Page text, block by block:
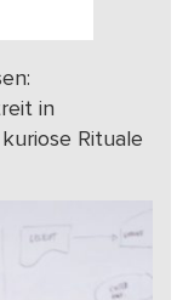
in
Rituale